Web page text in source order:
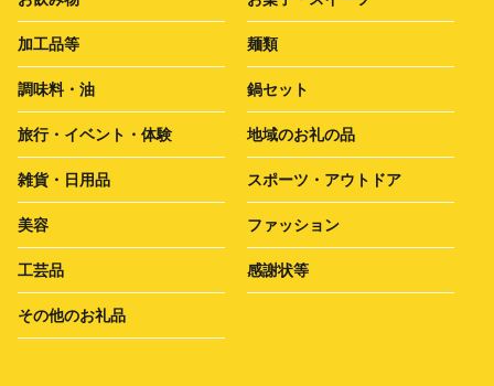
加工品等 麺類
調味料・油 鍋セット
旅行・イベント・体験 地域のお礼の品
雑貨・日用品 スポーツ・アウトドア
美容 ファッション
工芸品 感謝状等
その他のお礼品